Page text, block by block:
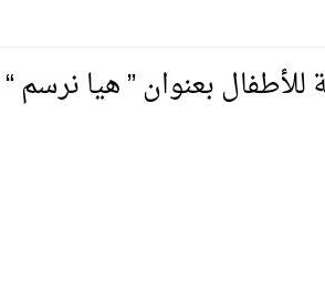
بعنوان ” هيا نرسم “